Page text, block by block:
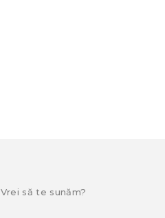
Vrei să te sunăm?